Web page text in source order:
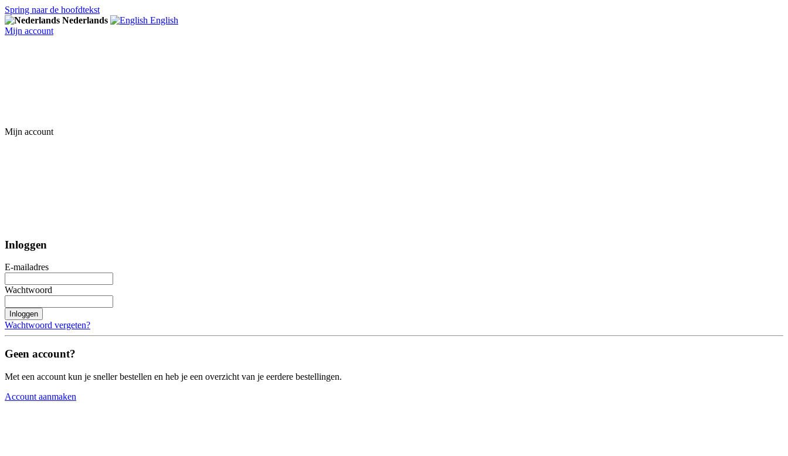
Spring naar de hoofdtekst
Nederlands
English
Mijn account
Mijn account
Inloggen
E-mailadres
Wachtwoord
Inloggen
Wachtwoord vergeten?
Geen account?
Met een account kun je sneller bestellen en heb je een overzicht van je eerdere bestellingen.
Account aanmaken